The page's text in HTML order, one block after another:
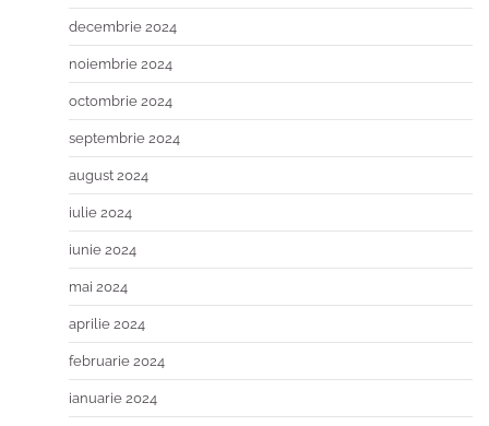
decembrie 2024
noiembrie 2024
octombrie 2024
septembrie 2024
august 2024
iulie 2024
iunie 2024
mai 2024
aprilie 2024
februarie 2024
ianuarie 2024